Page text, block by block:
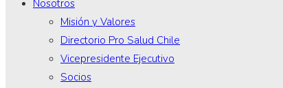
Nosotros
Misión y Valores
Directorio Pro Salud Chile
Vicepresidente Ejecutivo
Socios